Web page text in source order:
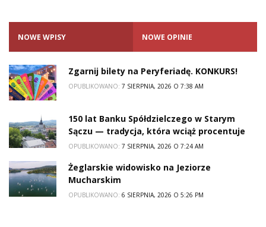
NOWE WPISY NOWE OPINIE
Zgarnij bilety na Peryferiadę. KONKURS!
OPUBLIKOWANO: 7 SIERPNIA, 2026 O 7:38 AM
150 lat Banku Spółdzielczego w Starym
Sączu — tradycja, która wciąż procentuje
OPUBLIKOWANO: 7 SIERPNIA, 2026 O 7:24 AM
Żeglarskie widowisko na Jeziorze
Mucharskim
OPUBLIKOWANO: 6 SIERPNIA, 2026 O 5:26 PM